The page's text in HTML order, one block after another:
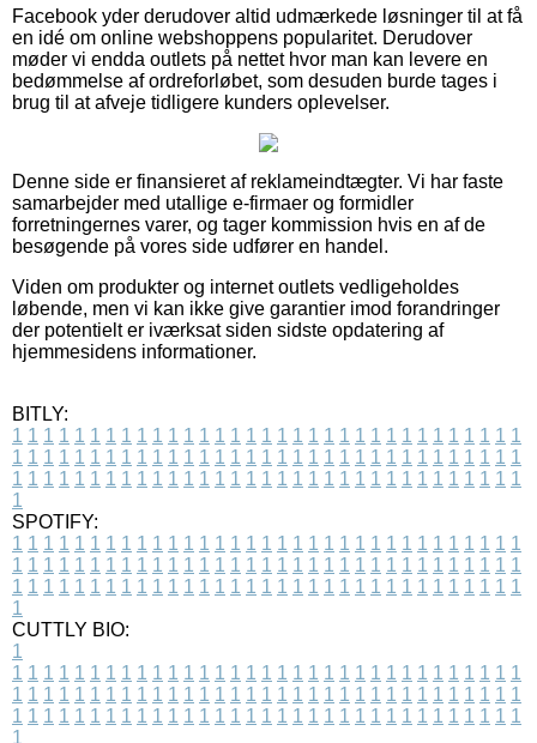
Facebook yder derudover altid udmærkede løsninger til at få
en idé om online webshoppens popularitet. Derudover
møder vi endda outlets på nettet hvor man kan levere en
bedømmelse af ordreforløbet, som desuden burde tages i
brug til at afveje tidligere kunders oplevelser.
Denne side er finansieret af reklameindtægter. Vi har faste
samarbejder med utallige e-firmaer og formidler
forretningernes varer, og tager kommission hvis en af de
besøgende på vores side udfører en handel.
Viden om produkter og internet outlets vedligeholdes
løbende, men vi kan ikke give garantier imod forandringer
der potentielt er iværksat siden sidste opdatering af
hjemmesidens informationer.
BITLY:
1 1 1 1 1 1 1 1 1 1 1 1 1 1 1 1 1 1 1 1 1 1 1 1 1 1 1 1 1 1 1 1 1
1 1 1 1 1 1 1 1 1 1 1 1 1 1 1 1 1 1 1 1 1 1 1 1 1 1 1 1 1 1 1 1 1
1 1 1 1 1 1 1 1 1 1 1 1 1 1 1 1 1 1 1 1 1 1 1 1 1 1 1 1 1 1 1 1 1
1
SPOTIFY:
1 1 1 1 1 1 1 1 1 1 1 1 1 1 1 1 1 1 1 1 1 1 1 1 1 1 1 1 1 1 1 1 1
1 1 1 1 1 1 1 1 1 1 1 1 1 1 1 1 1 1 1 1 1 1 1 1 1 1 1 1 1 1 1 1 1
1 1 1 1 1 1 1 1 1 1 1 1 1 1 1 1 1 1 1 1 1 1 1 1 1 1 1 1 1 1 1 1 1
1
CUTTLY BIO:
1
1 1 1 1 1 1 1 1 1 1 1 1 1 1 1 1 1 1 1 1 1 1 1 1 1 1 1 1 1 1 1 1 1
1 1 1 1 1 1 1 1 1 1 1 1 1 1 1 1 1 1 1 1 1 1 1 1 1 1 1 1 1 1 1 1 1
1 1 1 1 1 1 1 1 1 1 1 1 1 1 1 1 1 1 1 1 1 1 1 1 1 1 1 1 1 1 1 1 1
1